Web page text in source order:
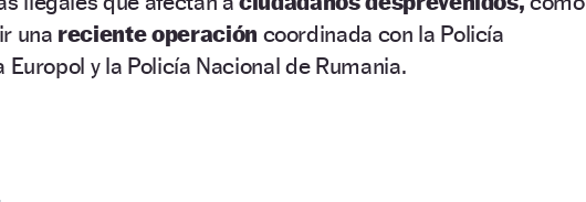
una reciente operación coordinada con la Policía
Europol y la Policía Nacional de Rumania.